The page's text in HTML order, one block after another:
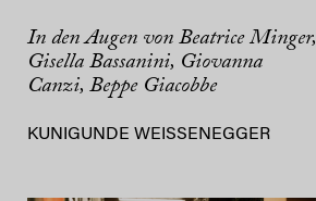
In den Augen von Beatrice Minger,
Gisella Bassanini, Giovanna
Canzi, Beppe Giacobbe
KUNIGUNDE WEISSENEGGER